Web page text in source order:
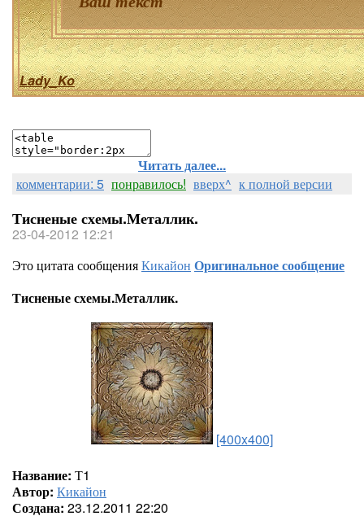
Lady_Ko
Читать далее...
комментарии: 5 понравилось! вверх^ к полной версии
Тисненые схемы.Металлик.
23-04-2012 12:21
Это цитата сообщенияКикайон Оригинальное сообщение
Тисненые схемы.Металлик.
[400x400]
Название: Т1
Автор: Кикайон
Создана: 23.12.2011 22:20